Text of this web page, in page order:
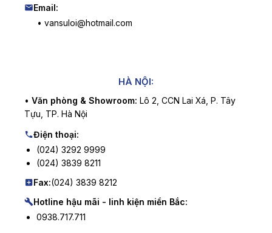
Email:
• vansuloi@hotmail.com
HÀ NỘI:
• Văn phòng & Showroom: Lô 2, CCN Lai Xá, P. Tây
Tựu, TP. Hà Nội
Điện thoại:
(024) 3292 9999
(024) 3839 8211
Fax:(024) 3839 8212
Hotline hậu mãi - linh kiện miền Bắc:
0938.717.711